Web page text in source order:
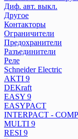
Реле
Schneider Electric
AKTI 9
DEKraft
EASY 9
EASYPACT
INTERPACT -
MULTI 9
RESI 9
Вспомогательные
Выключатели-
Датчики
Диф. авт. выкл.
Другое
Контакторы
Ограничители
Предохранители
Разъединители
Реле
Schneider Electric
AKTI 9
DEKraft
EASY 9
EASYPACT
INTERPACT -
MULTI 9
RESI 9